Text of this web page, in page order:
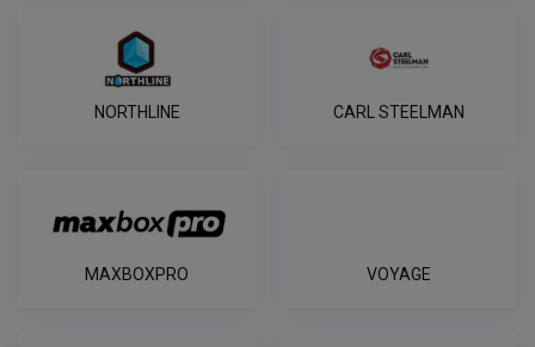
NORTHLINE CARL STEELMAN
MAXBOXPRO VOYAGE